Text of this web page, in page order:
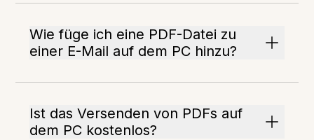
Wie füge ich eine PDF-Datei zu
einer E-Mail auf dem PC hinzu?
Ist das Versenden von PDFs auf
dem PC kostenlos?